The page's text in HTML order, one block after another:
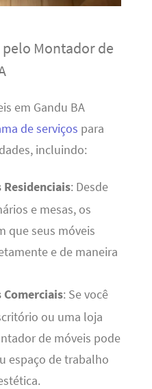
Montador de
em Gandu BA
de serviços para
incluindo:
: Desde
e mesas, os
que seus móveis
e de maneira
Comerciais: Se você
ou uma loja
de móveis pode
espaço de trabalho